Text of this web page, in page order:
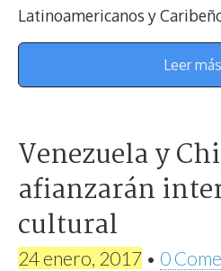
Latinoamericanos y
Leer
Venezuela y
afianzarán
cultural
24 enero, 2017 • 0